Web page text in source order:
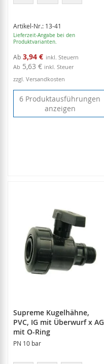
Artikel-Nr.: 13-41
Lieferzeit-Angabe bei den
Produktvarianten.
Ab 3,94 €
Ab 5,63 € inkl. Steuer
zzgl. Versandkosten
6 Produktausführungen
anzeigen
Supreme Kugelhähne,
PVC, IG mit Überwurf x AG
mit O-Ring
PN 10 bar